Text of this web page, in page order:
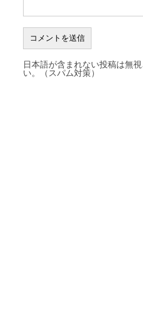
日本語が含まれない投稿は無
い。（スパム対策）